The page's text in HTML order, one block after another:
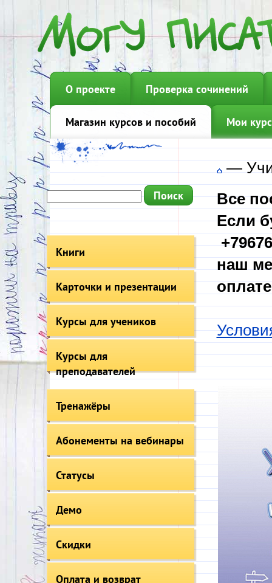
О проекте Проверка сочинений
Магазин курсов и пособий Мои
Книги
Карточки и презентации
Курсы для учеников
Курсы для
преподавателей
Тренажёры
Абонементы на вебинары
Статусы
Демо
Скидки
Оплата и возврат
—
Все
Если
наш